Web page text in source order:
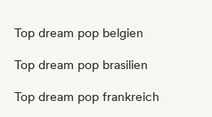
Top dream pop belgien
Top dream pop brasilien
Top dream pop frankreich